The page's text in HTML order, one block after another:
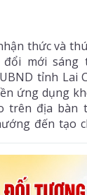
thức và
đổi mới
tỉnh Lai
ứng dụng
trên địa bàn
đến tạo
hành động,
đổi mới
hiện hiệu
giai đoạn